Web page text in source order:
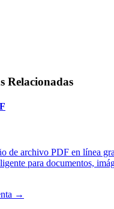
Relacionadas
de archivo PDF en línea
para documentos,
→